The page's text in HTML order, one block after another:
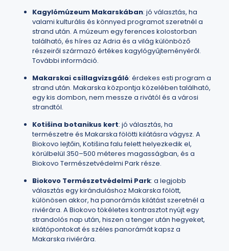
Kagylómúzeum Makarskában: jó választás, ha
valami kulturális és könnyed programot szeretnél a
strand után. A múzeum egy ferences kolostorban
található, és híres az Adria és a világ különböző
részeiről származó értékes kagylógyűjteményéről.
További információ.
Makarskai csillagvizsgáló: érdekes esti program a
strand után. Makarska központja közelében található,
egy kis dombon, nem messze a rivától és a városi
strandtól.
Kotišina botanikus kert: jó választás, ha
természetre és Makarska fölötti kilátásra vágysz. A
Biokovo lejtőin, Kotišina falu felett helyezkedik el,
körülbelül 350–500 méteres magasságban, és a
Biokovo Természetvédelmi Park része.
Biokovo Természetvédelmi Park: a legjobb
választás egy kiránduláshoz Makarska fölött,
különösen akkor, ha panorámás kilátást szeretnél a
riviérára. A Biokovo tökéletes kontrasztot nyújt egy
strandolós nap után, hiszen a tenger után hegyeket,
kilátópontokat és széles panorámát kapsz a
Makarska riviérára.